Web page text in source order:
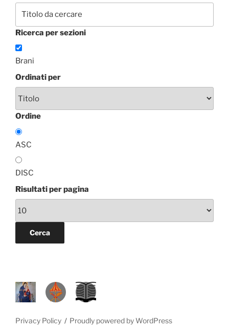
Ricerca per sezioni
Brani
Ordinati per
Ordine
ASC
DISC
Risultati per pagina
P
R
D
A
L
.
Privacy Policy Proudly powered by WordPress